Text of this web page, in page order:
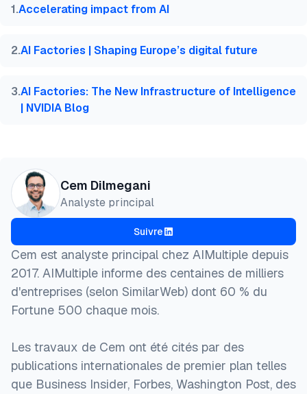
distribution.
performances du modèle et détectent les dérives.
consommation et un refroidissement optimisé, aide
du système.
title  = {{Top 9 entreprises d'infrastructure
howpublished    = {\url{https://aimultiple.com/
  note   = {AIMultiple. Consulté le 5 Juin 2026}
1.Accelerating impact from AI
2.AI Factories | Shaping Europe’s digital future
3.AI Factories: The New Infrastructure of Intelligence
| NVIDIA Blog
Cem Dilmegani
Analyste principal
Suivre
Cem est analyste principal chez AIMultiple depuis
2017. AIMultiple informe des centaines de milliers
d'entreprises (selon SimilarWeb) dont 60 % du
Fortune 500 chaque mois.
Les travaux de Cem ont été cités par des
publications internationales de premier plan telles
que Business Insider, Forbes, Washington Post, des